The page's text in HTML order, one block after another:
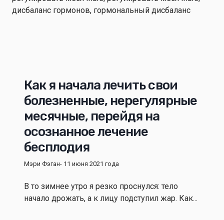
Как я начала лечить свои
болезненные, нерегулярные
месячные, перейдя на
осознанное лечение
бесплодия
Мэри Фэган- 11 июня 2021 года
В то зимнее утро я резко проснулся: тело
начало дрожать, а к лицу подступил жар. Как...